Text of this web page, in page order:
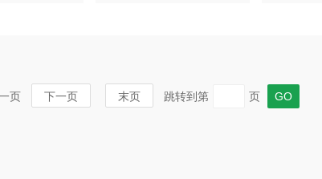
页 下一页 末页 跳转到第 页